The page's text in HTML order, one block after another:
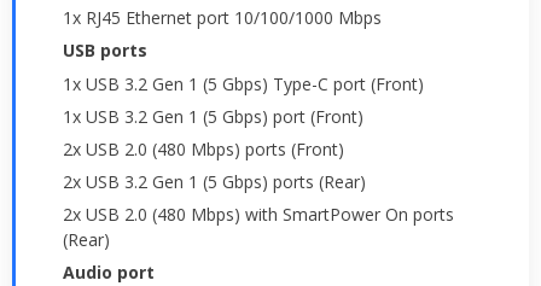
1x RJ45 Ethernet port 10/100/1000 Mbps
USB ports
1x USB 3.2 Gen 1 (5 Gbps) Type-C port (Front)
1x USB 3.2 Gen 1 (5 Gbps) port (Front)
2x USB 2.0 (480 Mbps) ports (Front)
2x USB 3.2 Gen 1 (5 Gbps) ports (Rear)
2x USB 2.0 (480 Mbps) with SmartPower On ports
(Rear)
Audio port